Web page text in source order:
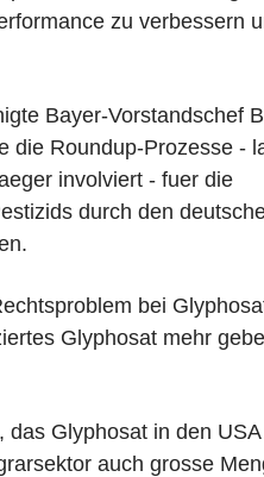
zu verbessern
Bayer-Vorstandschef
die Roundup-Prozesse -
involviert - fuer die
durch den
bei
Glyphosat mehr
das Glyphosat in den USA
auch grosse